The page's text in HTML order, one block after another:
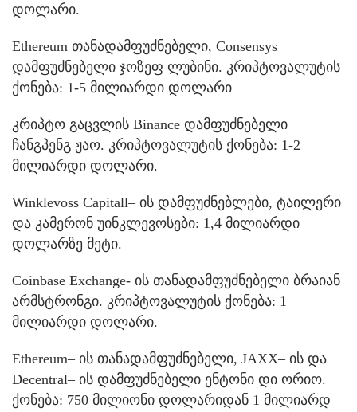
დოლარი.
Ethereum თანადამფუძნებელი, Consensys
დამფუძნებელი ჯოზეფ ლუბინი. კრიპტოვალუტის
ქონება: 1-5 მილიარდი დოლარი
კრიპტო გაცვლის Binance დამფუძნებელი
ჩანგპენგ ჟაო. კრიპტოვალუტის ქონება: 1-2
მილიარდი დოლარი.
Winklevoss Capitall– ის დამფუძნებლები, ტაილერი
და კამერონ უინკლევოსები: 1,4 მილიარდი
დოლარზე მეტი.
Coinbase Exchange- ის თანადამფუძნებელი ბრაიან
არმსტრონგი. კრიპტოვალუტის ქონება: 1
მილიარდი დოლარი.
Ethereum– ის თანადამფუძნებელი, JAXX– ის და
Decentral– ის დამფუძნებელი ენტონი დი ორიო.
ქონება: 750 მილიონი დოლარიდან 1 მილიარდ